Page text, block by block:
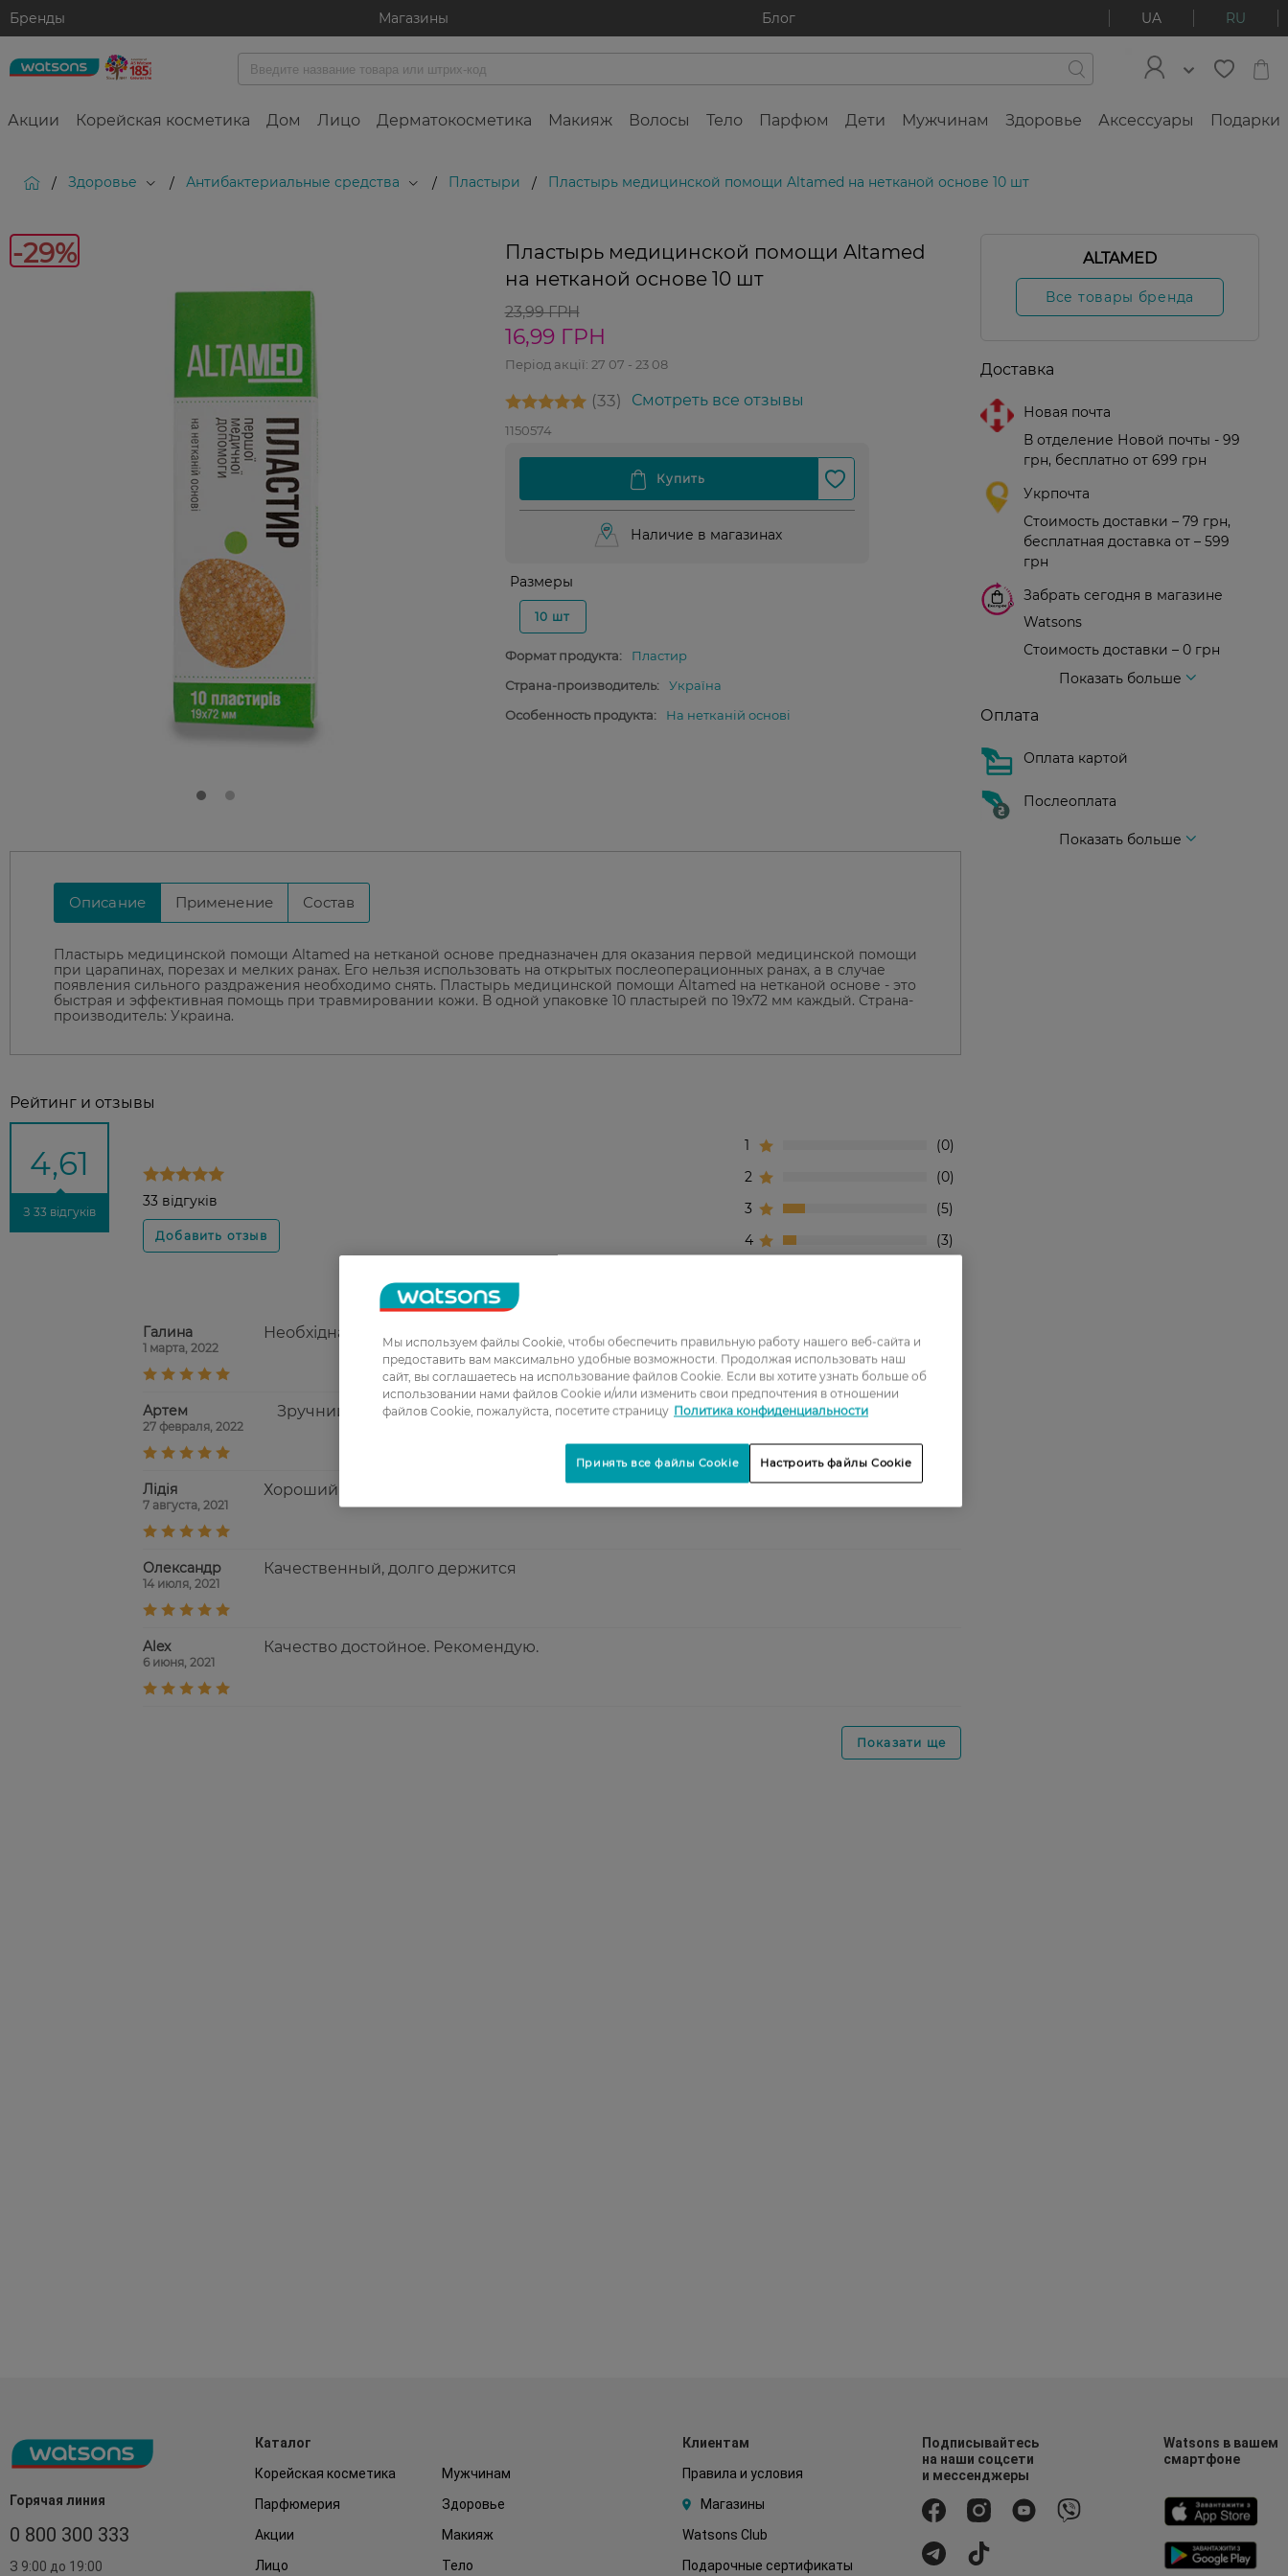
Бренды Магазины Блог UA RU
Акции Корейская косметика Дом Лицо Дерматокосметика Макияж Волосы Тело Парфюм Дети Мужчинам Здоровье Аксессуары Подарки
/ Здоровье / Антибактериальные средства / Пластыри / Пластырь медицинской помощи Altamed на нетканой основе 10 шт
-29%
Пластырь медицинской помощи Altamed
на нетканой основе 10 шт
23,99 ГРН
16,99 ГРН
Період акції: 27 07 - 23 08
33 Смотреть все отзывы
1150574
Наличие в магазинах
Размеры
10 шт
Формат продукта:
Пластир
Страна-производитель:
Україна
Особенность продукта:
На нетканій основі
Описание Применение Состав
Пластырь медицинской помощи Altamed на нетканой основе предназначен для оказания первой медицинской помощи
при царапинах, порезах и мелких ранах. Его нельзя использовать на открытых послеоперационных ранах, а в случае
появления сильного раздражения необходимо снять. Пластырь медицинской помощи Altamed на нетканой основе - это
быстрая и эффективная помощь при травмировании кожи. В одной упаковке 10 пластырей по 19х72 мм каждый. Страна-
производитель: Украина.
Рейтинг и отзывы
4,61
З 33 відгуків
33 відгуків
1
0
2
0
3
5
4
3
Галина
1 марта, 2022
Необхідна річ для надання першої допомоги
Артем
27 февраля, 2022
Зручний у користуванні, достатньо якісний пластир
Лідія
7 августа, 2021
Хороший пластырь. Всегда есть в сумочке. Очень удобный.
Олександр
14 июля, 2021
Качественный, долго держится
Alex
6 июня, 2021
Качество достойное. Рекомендую.
Показати ще
ALTAMED
Все товары бренда
Доставка
Новая почта
В отделение Новой почты - 99
грн, бесплатно от 699 грн
Укрпочта
Стоимость доставки – 79 грн,
бесплатная доставка от – 599
грн
Забрать сегодня в магазине
Watsons
Стоимость доставки – 0 грн
Показать больше
Оплата
Оплата картой
Послеоплата
Показать больше
Горячая линия
0 800 300 333
З 9:00 до 19:00
Каталог
Корейская косметика
Мужчинам
Парфюмерия
Здоровье
Акции
Макияж
Лицо
Тело
Клиентам
Правила и условия
Магазины
Watsons Club
Подарочные сертификаты
Подписывайтесь
на наши соцсети
и мессенджеры
Watsons в вашем
смартфоне
Мы используем файлы Cookie, чтобы обеспечить правильную работу нашего веб-сайта и
предоставить вам максимально удобные возможности. Продолжая использовать наш
сайт, вы соглашаетесь на использование файлов Cookie. Если вы хотите узнать больше об
использовании нами файлов Cookie и/или изменить свои предпочтения в отношении
файлов Cookie, пожалуйста, посетите страницу Политика конфиденциальности
Настроить файлы Cookie
Принять все файлы Cookie